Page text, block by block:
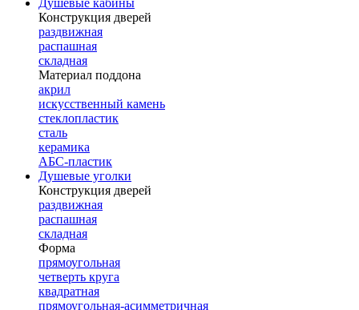
Душевые кабины
Конструкция дверей
раздвижная
распашная
складная
Материал поддона
акрил
искусственный камень
стеклопластик
сталь
керамика
АБС-пластик
Душевые уголки
Конструкция дверей
раздвижная
распашная
складная
Форма
прямоугольная
четверть круга
квадратная
прямоугольная-асимметричная